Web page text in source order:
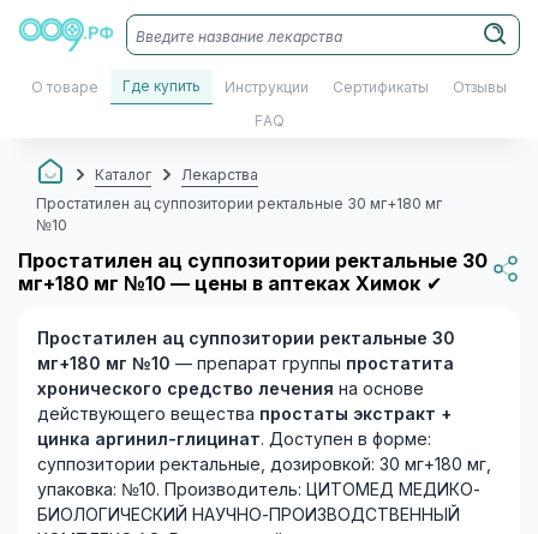
О товаре Где купить Инструкции Сертификаты Отзывы
FAQ
Каталог
Лекарства
Простатилен ац суппозитории ректальные 30 мг+180 мг
№10
Простатилен ац суппозитории ректальные 30
мг+180 мг №10 — цены в аптеках Химок ✔
Простатилен ац суппозитории ректальные 30
мг+180 мг №10 — препарат группы простатита
хронического средство лечения на основе
действующего вещества простаты экстракт +
цинка аргинил-глицинат. Доступен в форме:
суппозитории ректальные, дозировкой: 30 мг+180 мг,
упаковка: №10. Производитель: ЦИТОМЕД МЕДИКО-
БИОЛОГИЧЕСКИЙ НАУЧНО-ПРОИЗВОДСТВЕННЫЙ